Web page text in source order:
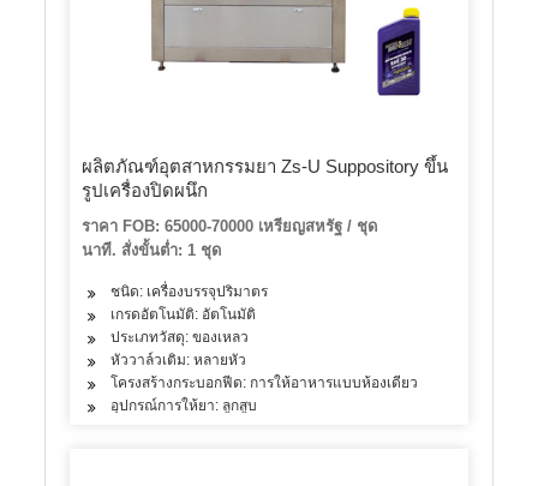
ผลิตภัณฑ์อุตสาหกรรมยา Zs-U Suppository ขึ้น
รูปเครื่องปิดผนึก
ราคา FOB: 65000-70000 เหรียญสหรัฐ / ชุด
นาที. สั่งขั้นต่ำ: 1 ชุด
ชนิด: เครื่องบรรจุปริมาตร
เกรดอัตโนมัติ: อัตโนมัติ
ประเภทวัสดุ: ของเหลว
หัววาล์วเติม: หลายหัว
โครงสร้างกระบอกฟีด: การให้อาหารแบบห้องเดียว
อุปกรณ์การให้ยา: ลูกสูบ